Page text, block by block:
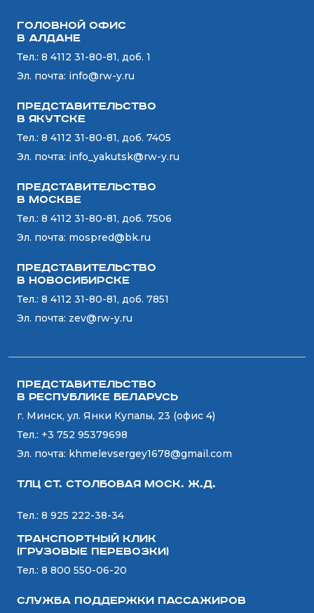
Головной офис
в Алдане
Тел.: 8 4112 31-80-81, доб. 1
Эл. почта: info@rw-y.ru
Представительство
в Якутске
Тел.: 8 4112 31-80-81, доб. 7405
Эл. почта: info_yakutsk@rw-y.ru
Представительство
в Москве
Тел.: 8 4112 31-80-81, доб. 7506
Эл. почта: mospred@bk.ru
Представительство
в Новосибирске
Тел.: 8 4112 31-80-81, доб. 7851
Эл. почта: zev@rw-y.ru
Представительство
в Республике Беларусь
г. Минск, ул. Янки Купалы, 23 (офис 4)
Тел.: +3 752 95379698
Эл. почта: khmelevsergey1678@gmail.com
ТЛЦ ст. СТОЛБОВАЯ Моск. Ж.Д.
Тел.: 8 925 222-38-34
Транспортный Клик
(Грузовые перевозки)
Тел.: 8 800 550-06-20
Служба поддержки пассажиров